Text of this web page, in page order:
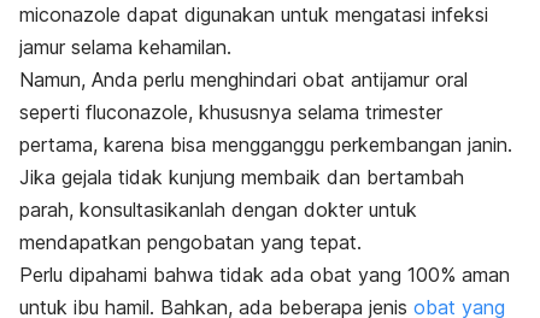
miconazole dapat digunakan untuk mengatasi infeksi
jamur selama kehamilan.
Namun, Anda perlu menghindari obat antijamur oral
seperti fluconazole, khususnya selama trimester
pertama, karena bisa mengganggu perkembangan janin.
Jika gejala tidak kunjung membaik dan bertambah
parah, konsultasikanlah dengan dokter untuk
mendapatkan pengobatan yang tepat.
Perlu dipahami bahwa tidak ada obat yang 100% aman
untuk ibu hamil. Bahkan, ada beberapa jenis obat yang